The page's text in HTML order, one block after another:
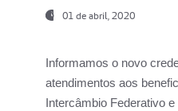
01 de abril, 2020
Informamos o novo
atendimentos aos
Intercâmbio Federativo